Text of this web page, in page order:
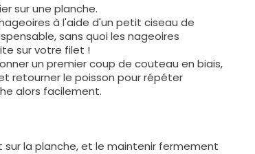
sur une planche.
à l'aide d'un petit ciseau de
sans quoi les nageoires
sur votre filet !
un premier coup de couteau en biais,
retourner le poisson pour répéter
alors facilement.
sur la planche, et le maintenir fermement